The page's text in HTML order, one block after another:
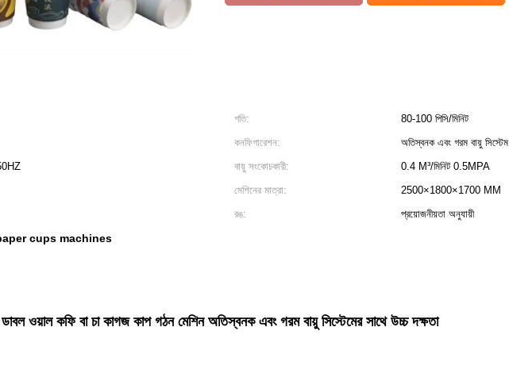
গতি:
80-100 পিসি/মিনিট
কনফিগারেশন:
অতিস্বনক এবং গরম বায়ু সিস্টেম
বায়ু সংকোচকারী:
0.4 M³/মিনিট 0.5MPA
মেশিনের মাত্রা:
2500×1800×1700 MM
রঙ:
প্রয়োজনীয়তা অনুযায়ী
cups machines
ওয়াল কফি বা চা কাগজ কাপ গঠন মেশিন অতিস্বনক এবং গরম বায়ু সিস্টেমের সাথে উচ্চ দক্ষতা